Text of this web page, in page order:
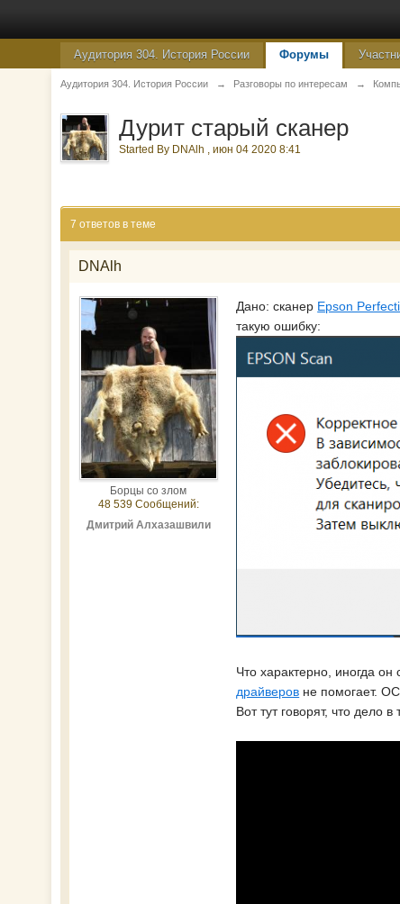
Аудитория 304. История России Форумы
Аудитория 304. История России → Разговоры по интересам →
Дурит старый сканер
Started By DNAlh ,июн 04 2020 8:41
7 ответов в теме
DNAlh
Борцы со злом
48 539 Сообщений:
Дмитрий Алхазашвили
Дано: сканер Epson
такую ошибку:
Что характерно, иногда
драйверов не помогает. ОС
Вот тут говорят, что дело